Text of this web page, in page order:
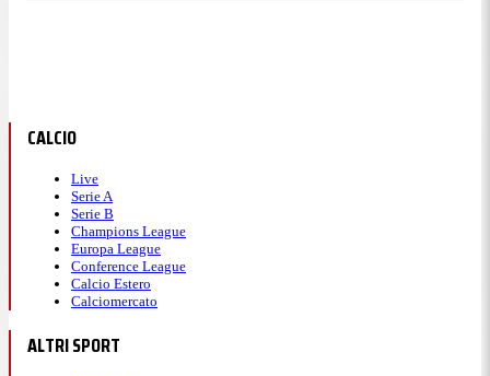
CALCIO
Live
Serie A
Serie B
Champions League
Europa League
Conference League
Calcio Estero
Calciomercato
ALTRI SPORT